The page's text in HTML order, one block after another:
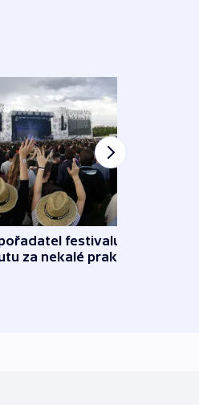
festivalu
za nekalé praktiky